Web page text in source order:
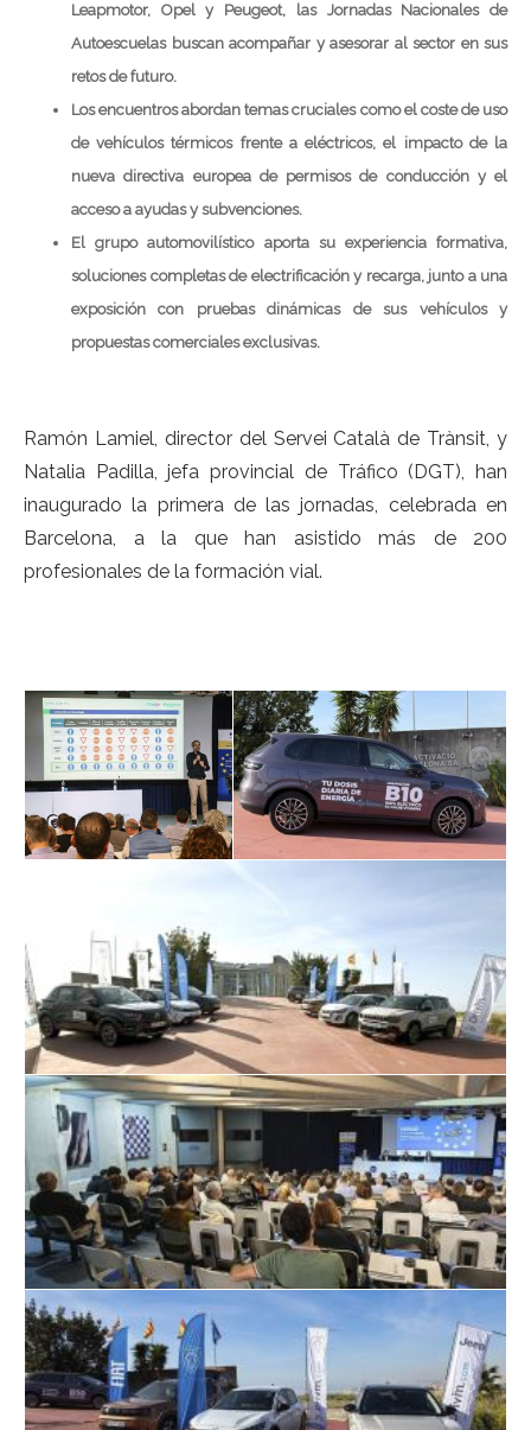
Leapmotor, Opel y Peugeot, las Jornadas Nacionales de
Autoescuelas buscan acompañar y asesorar al sector en sus
retos de futuro.
Los encuentros abordan temas cruciales como el coste de uso
de vehículos térmicos frente a eléctricos, el impacto de la
nueva directiva europea de permisos de conducción y el
acceso a ayudas y subvenciones.
El grupo automovilístico aporta su experiencia formativa,
soluciones completas de electrificación y recarga, junto a una
exposición con pruebas dinámicas de sus vehículos y
propuestas comerciales exclusivas.
Ramón Lamiel, director del Servei Català de Trànsit, y
Natalia Padilla, jefa provincial de Tráfico (DGT), han
inaugurado la primera de las jornadas, celebrada en
Barcelona, a la que han asistido más de 200
profesionales de la formación vial.